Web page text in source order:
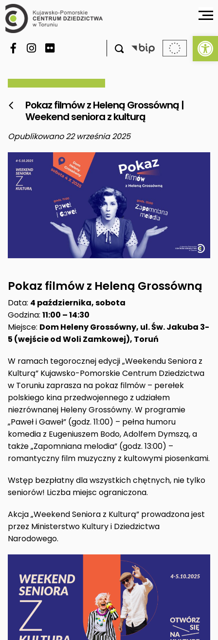


Pokaz filmów z Heleną Grossówną |
Weekend seniora z kulturą
Opublikowano 22 września 2025
Pokaz filmów z Heleną Grossówną
Data: 4 października, sobota
Godzina: 11:00 – 14:30
Miejsce: Dom Heleny Grossówny, ul. Św. Jakuba 3-
5 (wejście od Woli Zamkowej), Toruń
W ramach tegorocznej edycji „Weekendu Seniora z
Kulturą” Kujawsko-Pomorskie Centrum Dziedzictwa
w Toruniu zaprasza na pokaz filmów – perełek
polskiego kina przedwojennego z udziałem
niezrównanej Heleny Grossówny. W programie
„Paweł i Gaweł” (godz. 11:00) – pełna humoru
komedia z Eugeniuszem Bodo, Adolfem Dymszą, a
także „Zapomniana melodia” (godz. 13:00) –
romantyczny film muzyczny z kultowymi piosenkami.
Wstęp bezpłatny dla wszystkich chętnych, nie tylko
seniorów! Liczba miejsc ograniczona.
Akcja „Weekend Seniora z Kulturą” prowadzona jest
przez Ministerstwo Kultury i Dziedzictwa
Narodowego.